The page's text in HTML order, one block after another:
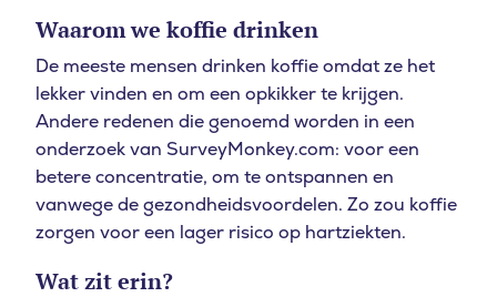
Waarom we koffie drinken
De meeste mensen drinken koffie omdat ze het
lekker vinden en om een opkikker te krijgen.
Andere redenen die genoemd worden in een
onderzoek van SurveyMonkey.com: voor een
betere concentratie, om te ontspannen en
vanwege de gezondheidsvoordelen. Zo zou koffie
zorgen voor een lager risico op hartziekten.
Wat zit erin?